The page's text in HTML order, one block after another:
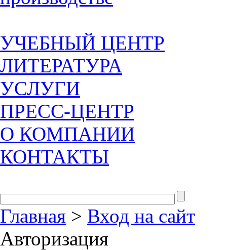
УЧЕБНЫЙ ЦЕНТР
ЛИТЕРАТУРА
УСЛУГИ
ПРЕСС-ЦЕНТР
О КОМПАНИИ
КОНТАКТЫ
Главная > Вход на сайт
Авторизация